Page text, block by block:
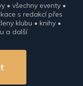
• všechny eventy •
s redakcí přes
klubu • knihy •
a další